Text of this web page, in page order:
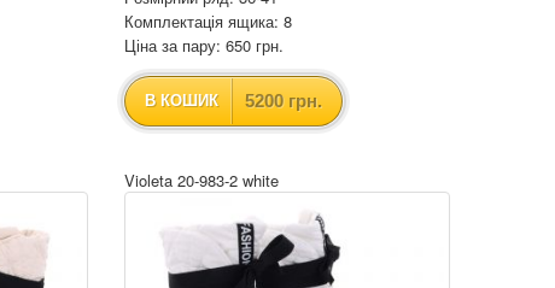
Комплектація ящика: 8
Ціна за пару: 650 грн.
В КОШИК 5200 грн.
Violeta 20-983-2 white